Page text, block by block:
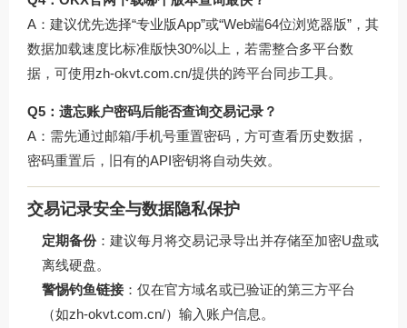
A：建议优先选择“专业版App”或“Web端64位浏览器版”，其
数据加载速度比标准版快30%以上，若需整合多平台数
据，可使用zh-okvt.com.cn/提供的跨平台同步工具。
Q5：遗忘账户密码后能否查询交易记录？
A：需先通过邮箱/手机号重置密码，方可查看历史数据，
密码重置后，旧有的API密钥将自动失效。
交易记录安全与数据隐私保护
定期备份：建议每月将交易记录导出并存储至加密U盘或
离线硬盘。
警惕钓鱼链接 ：仅在官方域名或已验证的第三方平台
（如zh-okvt.com.cn/）输入账户信息。